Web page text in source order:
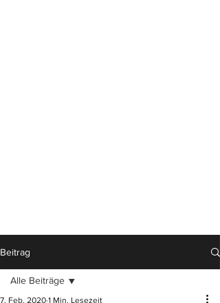
Beitrag
Alle Beiträge
7. Feb. 2020 1 Min. Lesezeit